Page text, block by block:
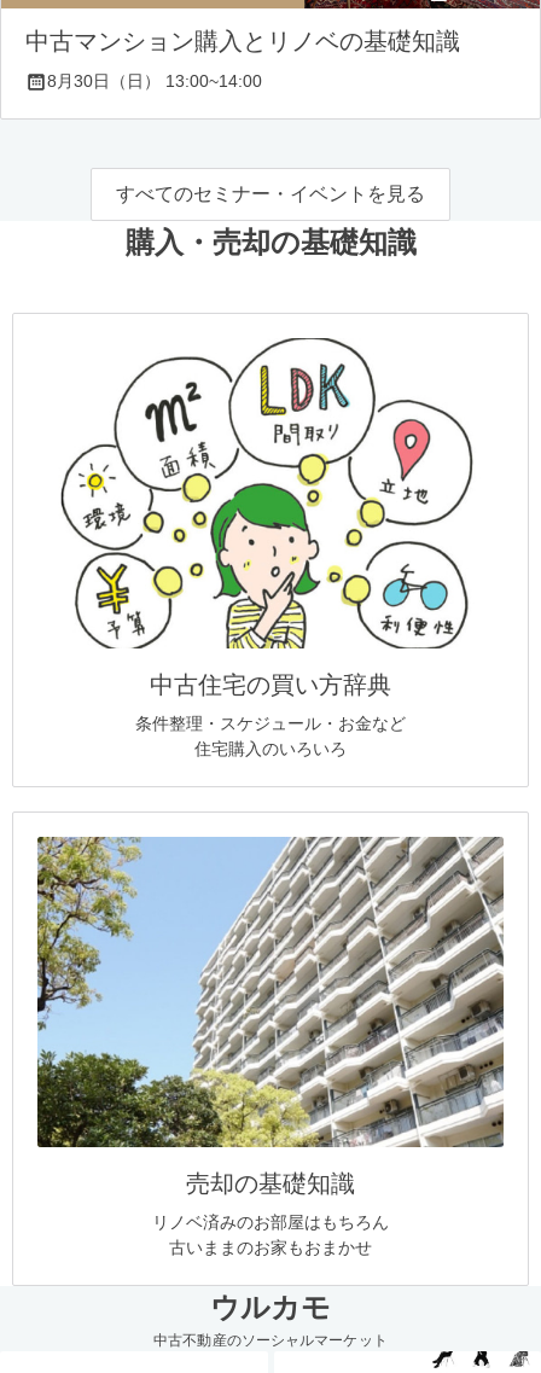
中古マンション購入とリノベの基礎知識
8月30日（日） 13:00~14:00
すべてのセミナー・イベントを見る
購入・売却の基礎知識
中古住宅の買い方辞典
条件整理・スケジュール・お金など
住宅購入のいろいろ
売却の基礎知識
リノベ済みのお部屋はもちろん
古いままのお家もおまかせ
ウルカモ
中古不動産のソーシャルマーケット